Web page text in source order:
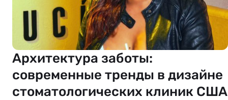
Архитектура заботы:
современные тренды в дизайне
стоматологических клиник США